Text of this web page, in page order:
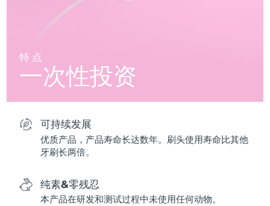
特点
一次性投资
可持续发展
优质产品，产品寿命长达数年。刷头使用寿命比其他
牙刷长两倍。
纯素&零残忍
本产品在研发和测试过程中未使用任何动物。